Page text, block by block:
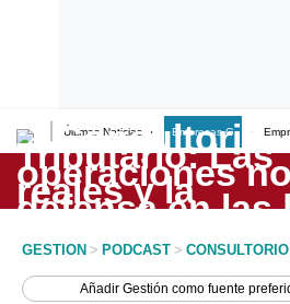
Últimas Noticias Empresas G
Lo último
Peru Quiosco
GESTION > PODCAST >
AñadirGestión como fuente